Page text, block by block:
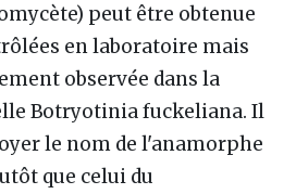
peut être obtenue
en laboratoire mais
observée dans la
Botryotinia fuckeliana. Il
le nom de l'anamorphe
que celui du